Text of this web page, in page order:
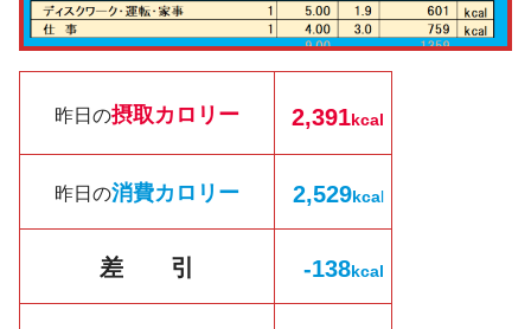
昨日の摂取カロリー 2,391kcal
昨日の消費カロリー 2,529kcal
差 引 -138kcal